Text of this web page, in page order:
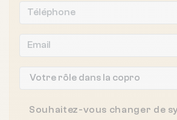
Souhaitez-vous changer de